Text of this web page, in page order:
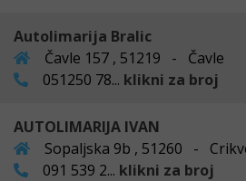
Autolimarija Bralic
Čavle 157 , 51219 - Čavle
051250 78... klikni za broj
AUTOLIMARIJA IVAN
Sopaljska 9b , 51260 -
091 539 2... klikni za broj